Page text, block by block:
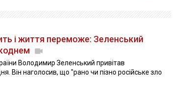
і життя переможе: Зеленський
Володимир Зеленський привітав
Він наголосив, що "рано чи пізно російське зло